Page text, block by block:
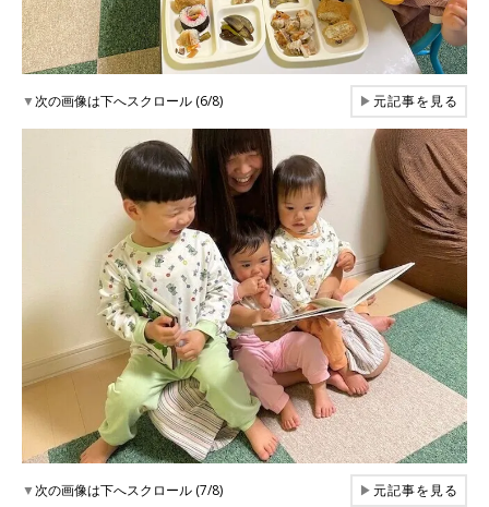
▼次の画像は下へスクロール (6/8) ▶元記事を見る
▼次の画像は下へスクロール (7/8) ▶元記事を見る